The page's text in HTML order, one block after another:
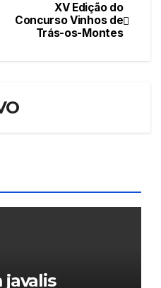
XV Edição do
Concurso Vinhos de
Trás-os-Montes